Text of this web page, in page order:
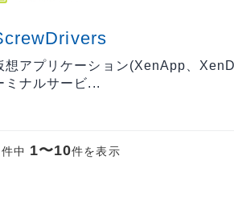
想アプリケーション(XenApp、
ミナルサービ...
件中 1〜10件を表示